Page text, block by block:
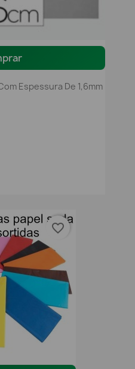
Espessura De 1,6mm
favorite_border